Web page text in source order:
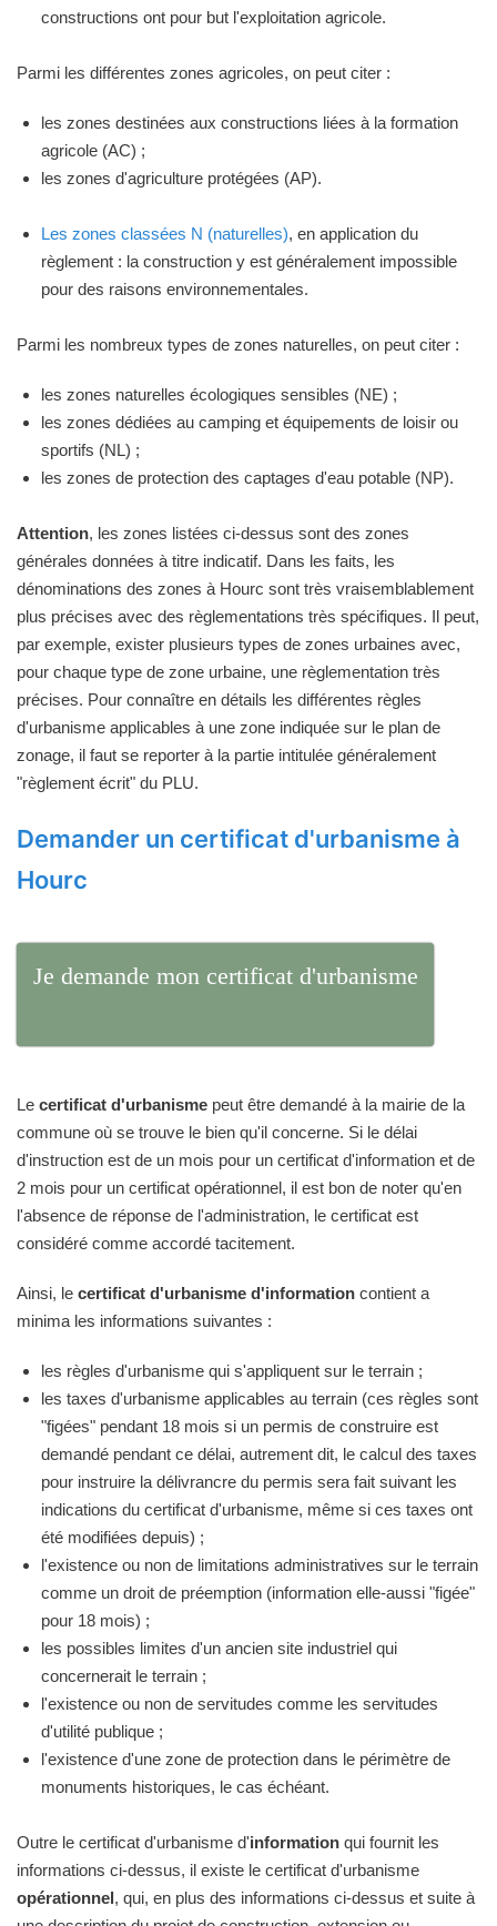
constructions ont pour but l'exploitation agricole.
Parmi les différentes zones agricoles, on peut citer :
les zones destinées aux constructions liées à la formation
agricole (AC) ;
les zones d'agriculture protégées (AP).
Les zones classées N (naturelles), en application du
règlement : la construction y est généralement impossible
pour des raisons environnementales.
Parmi les nombreux types de zones naturelles, on peut citer :
les zones naturelles écologiques sensibles (NE) ;
les zones dédiées au camping et équipements de loisir ou
sportifs (NL) ;
les zones de protection des captages d'eau potable (NP).
Attention, les zones listées ci-dessus sont des zones
générales données à titre indicatif. Dans les faits, les
dénominations des zones à Hourc sont très vraisemblablement
plus précises avec des règlementations très spécifiques. Il peut,
par exemple, exister plusieurs types de zones urbaines avec,
pour chaque type de zone urbaine, une règlementation très
précises. Pour connaître en détails les différentes règles
d'urbanisme applicables à une zone indiquée sur le plan de
zonage, il faut se reporter à la partie intitulée généralement
"règlement écrit" du PLU.
Demander un certificat d'urbanisme à
Hourc
Je demande mon certificat d'urbanisme
Le certificat d'urbanisme peut être demandé à la mairie de la
commune où se trouve le bien qu'il concerne. Si le délai
d'instruction est de un mois pour un certificat d'information et de
2 mois pour un certificat opérationnel, il est bon de noter qu'en
l'absence de réponse de l'administration, le certificat est
considéré comme accordé tacitement.
Ainsi, le certificat d'urbanisme d'information contient a
minima les informations suivantes :
les règles d'urbanisme qui s'appliquent sur le terrain ;
les taxes d'urbanisme applicables au terrain (ces règles sont
"figées" pendant 18 mois si un permis de construire est
demandé pendant ce délai, autrement dit, le calcul des taxes
pour instruire la délivrancre du permis sera fait suivant les
indications du certificat d'urbanisme, même si ces taxes ont
été modifiées depuis) ;
l'existence ou non de limitations administratives sur le terrain
comme un droit de préemption (information elle-aussi "figée"
pour 18 mois) ;
les possibles limites d'un ancien site industriel qui
concernerait le terrain ;
l'existence ou non de servitudes comme les servitudes
d'utilité publique ;
l'existence d'une zone de protection dans le périmètre de
monuments historiques, le cas échéant.
Outre le certificat d'urbanisme d'information qui fournit les
informations ci-dessus, il existe le certificat d'urbanisme
opérationnel, qui, en plus des informations ci-dessus et suite à